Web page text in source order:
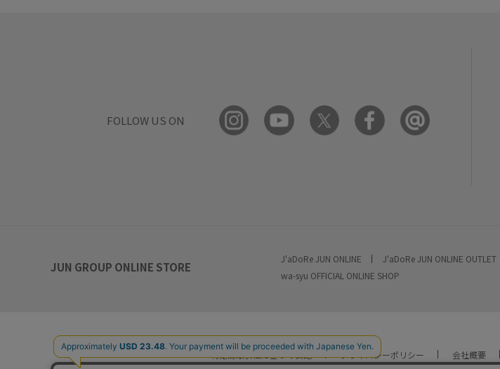
FOLLOW US ON
JUN GROUP ONLINE STORE
J'aDoRe JUN ONLINE J'aDoRe JUN ONLINE OUTLET
wa-syu OFFICIAL ONLINE SHOP
特定商取引法に基づく表記 プライバシーポリシー 会社概要